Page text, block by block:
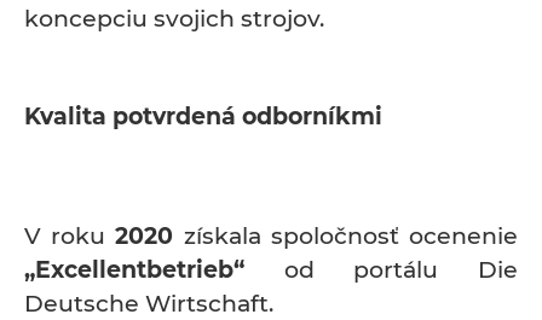
koncepciu svojich strojov.
Kvalita potvrdená odborníkmi
V roku2020 získala spoločnosť ocenenie
„Excellentbetrieb“ od portálu Die
Deutsche Wirtschaft.